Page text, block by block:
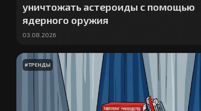
уничтожать астероиды с помощью
ядерного оружия
03.08.2026
#ТРЕНДЫ